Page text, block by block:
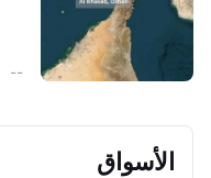
الأسواق
--